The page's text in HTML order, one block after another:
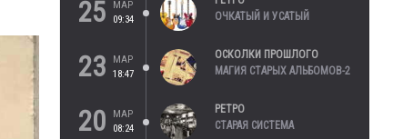
25
МАР
09:34
ОЧКАТЫЙ И УСАТЫЙ
23
МАР
18:47
ОСКОЛКИ ПРОШЛОГО
МАГИЯ СТАРЫХ АЛЬБОМОВ-2
20
МАР
08:24
РЕТРО
СТАРАЯ СИСТЕМА